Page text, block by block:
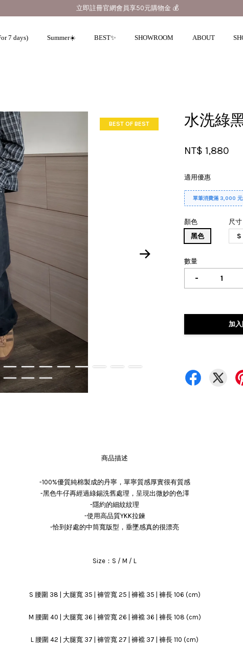
立即註冊官網會員享50元購物金 💰
7 days) Summer☀️ BEST✨ SHOWROOM ABOUT
BEST OF BEST 水洗綠
NT$ 1,880
適用優惠
單筆消費滿 3,000 元
顏色
黑色
尺寸
S
數量
-
加
商品描述
-100%優質純棉製成的丹寧，單寧質感厚實很有質感
-黑色牛仔再經過綠錫洗舊處理，呈現出微妙的色澤
-隱約的細紋紋理
-使用高品質YKK拉鍊
-恰到好處的中筒寬版型，垂墜感真的很漂亮
Size：S / M / L
S 腰圍 38 | 大腿寬 35 | 褲管寬 25 | 褲襠 35 | 褲長 106 (cm)
M 腰圍 40 | 大腿寬 36 | 褲管寬 26 | 褲襠 36 | 褲長 108 (cm)
L 腰圍 42 | 大腿寬 37 | 褲管寬 27 | 褲襠 37 | 褲長 110 (cm)
繼續購物